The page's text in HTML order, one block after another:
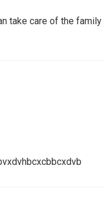
take care of the family